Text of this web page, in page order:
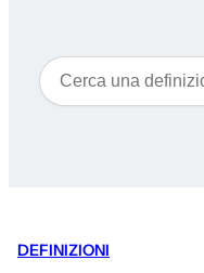
Cerca
DEFINIZIONI